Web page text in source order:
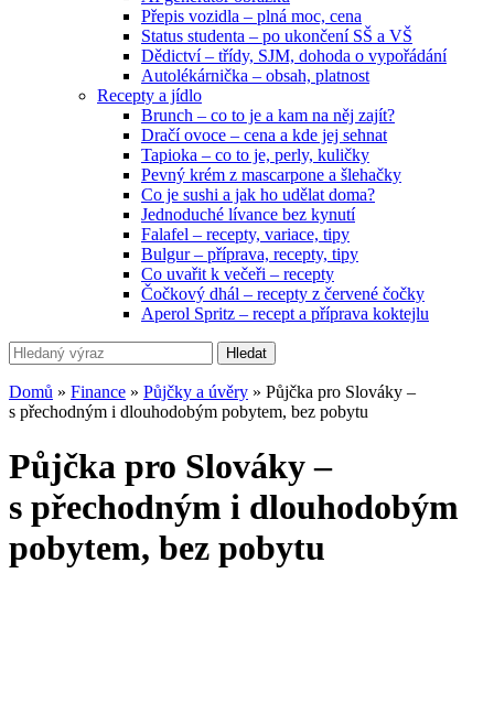
Přepis vozidla – plná moc, cena
Status studenta – po ukončení SŠ a VŠ
Dědictví – třídy, SJM, dohoda o vypořádání
Autolékárnička – obsah, platnost
Recepty a jídlo
Brunch – co to je a kam na něj zajít?
Dračí ovoce – cena a kde jej sehnat
Tapioka – co to je, perly, kuličky
Pevný krém z mascarpone a šlehačky
Co je sushi a jak ho udělat doma?
Jednoduché lívance bez kynutí
Falafel – recepty, variace, tipy
Bulgur – příprava, recepty, tipy
Co uvařit k večeři – recepty
Čočkový dhál – recepty z červené čočky
Aperol Spritz – recept a příprava koktejlu
Hledat
Domů » Finance » Půjčky a úvěry » Půjčka pro Slováky –
s přechodným i dlouhodobým pobytem, bez pobytu
Půjčka pro Slováky –
s přechodným i dlouhodobým
pobytem, bez pobytu